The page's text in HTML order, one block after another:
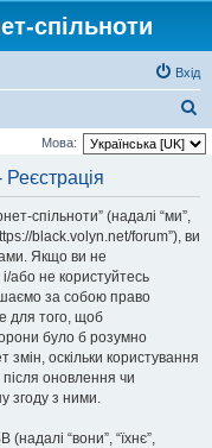
спільноти
Вхід
о
Мова:
Реєстрація
спільноти” (надалі “ми”,
black.volyn.net/forum”), ви
Якщо ви не
або не користуйтесь
за собою право
для того, щоб
було б розумно
оскільки користування
оновлення чи
згоду з ними.
“вони”, “їхнє”,